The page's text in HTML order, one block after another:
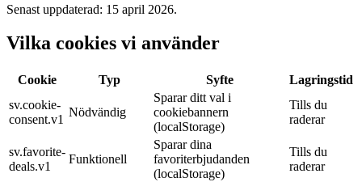
Senast uppdaterad: 15 april 2026.
Vilka cookies vi använder
Cookie Typ Syfte
Lagringstid
sv.cookie-
consent.v1
Nödvändig
Sparar ditt val i
cookiebannern
(localStorage)
Tills du
raderar
sv.favorite-
deals.v1
Funktionell
Sparar dina
favoriterbjudanden
(localStorage)
Tills du
raderar